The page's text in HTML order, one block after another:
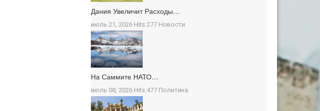
Дания Увеличит Расходы…
июль 21, 2026 Hits:277 Новости
На Саммите НАТО…
июль 08, 2026 Hits:477 Политика